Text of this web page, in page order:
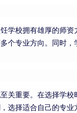
学校拥有雄厚的师
个专业方向。同时
关重要。在选择学
选择适合自己的专